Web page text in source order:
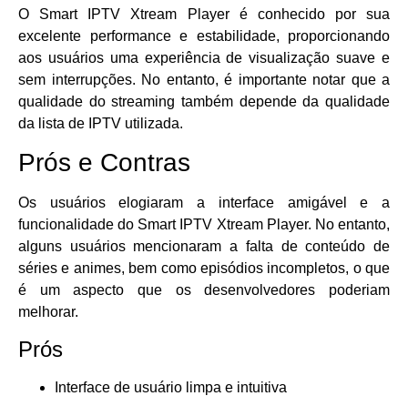
O Smart IPTV Xtream Player é conhecido por sua
excelente performance e estabilidade, proporcionando
aos usuários uma experiência de visualização suave e
sem interrupções. No entanto, é importante notar que a
qualidade do streaming também depende da qualidade
da lista de IPTV utilizada.
Prós e Contras
Os usuários elogiaram a interface amigável e a
funcionalidade do Smart IPTV Xtream Player. No entanto,
alguns usuários mencionaram a falta de conteúdo de
séries e animes, bem como episódios incompletos, o que
é um aspecto que os desenvolvedores poderiam
melhorar.
Prós
Interface de usuário limpa e intuitiva